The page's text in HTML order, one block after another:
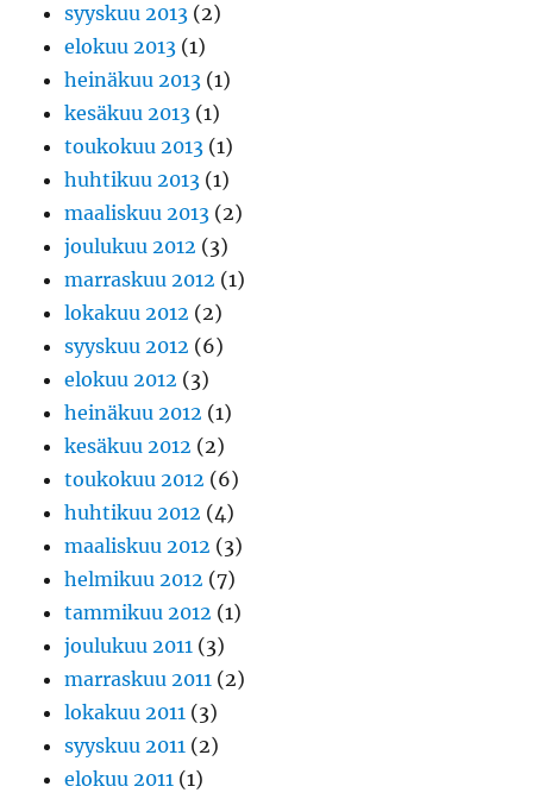
syyskuu 2013 (2)
elokuu 2013 (1)
heinäkuu 2013 (1)
kesäkuu 2013 (1)
toukokuu 2013 (1)
huhtikuu 2013 (1)
maaliskuu 2013 (2)
joulukuu 2012 (3)
marraskuu 2012 (1)
lokakuu 2012 (2)
syyskuu 2012 (6)
elokuu 2012 (3)
heinäkuu 2012 (1)
kesäkuu 2012 (2)
toukokuu 2012 (6)
huhtikuu 2012 (4)
maaliskuu 2012 (3)
helmikuu 2012 (7)
tammikuu 2012 (1)
joulukuu 2011 (3)
marraskuu 2011 (2)
lokakuu 2011 (3)
syyskuu 2011 (2)
elokuu 2011 (1)